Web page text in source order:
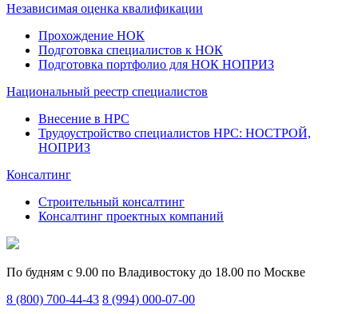
Независимая оценка квалификации
Прохождение НОК
Подготовка специалистов к НОК
Подготовка портфолио для НОК НОПРИЗ
Национальный реестр специалистов
Внесение в НРС
Трудоустройство специалистов НРС: НОСТРОЙ,
НОПРИЗ
Консалтинг
Строительный консалтинг
Консалтинг проектных компаний
По будням с 9.00 по Владивостоку до 18.00 по Москве
8 (800) 700-44-43 8 (994) 000-07-00